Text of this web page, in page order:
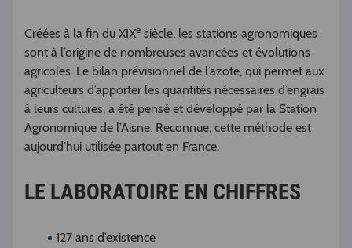
Créées à la fin du XIXe siècle, les stations agronomiques
sont à l’origine de nombreuses avancées et évolutions
agricoles. Le bilan prévisionnel de l’azote, qui permet aux
agriculteurs d’apporter les quantités nécessaires d’engrais
à leurs cultures, a été pensé et développé par la Station
Agronomique de l’Aisne. Reconnue, cette méthode est
aujourd’hui utilisée partout en France.
LE LABORATOIRE EN CHIFFRES
127 ans d’existence